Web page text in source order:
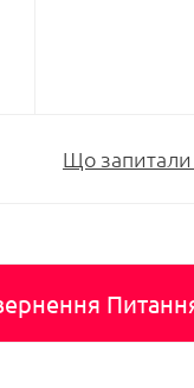
Що запитали